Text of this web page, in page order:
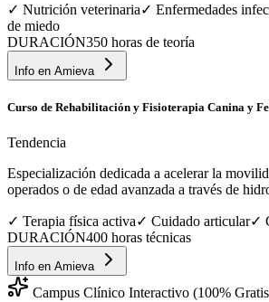
✓ Nutrición veterinaria✓ Enfermedades
de miedo
DURACIÓN350 horas de teoría
Info en Amieva
Curso de Rehabilitación y Fisioterapia Canina y
Tendencia
Especialización dedicada a acelerar la
operados o de edad avanzada a través de
✓ Terapia física activa✓ Cuidado articular✓
DURACIÓN400 horas técnicas
Info en Amieva
Campus Clínico Interactivo (100%